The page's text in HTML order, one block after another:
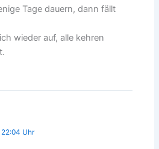
Tage dauern, dann fällt
wieder auf, alle kehren
Uhr